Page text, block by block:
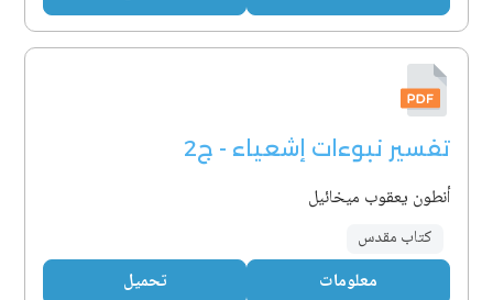
تفسير نبوءات إشعياء - ج2
أنطون يعقوب ميخائيل
كتاب مقدس
معلومات تحميل